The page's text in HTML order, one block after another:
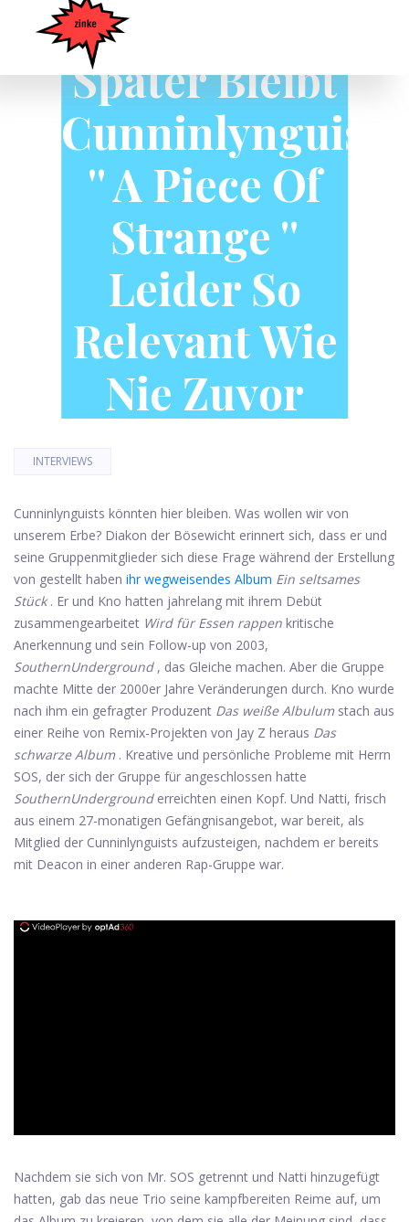
10 Jahre
Später Bleibt
Cunninlynguists
'' A Piece Of
Strange ''
Leider So
Relevant Wie
Nie Zuvor
INTERVIEWS
Cunninlynguists könnten hier bleiben. Was wollen wir von
unserem Erbe? Diakon der Bösewicht erinnert sich, dass er und
seine Gruppenmitglieder sich diese Frage während der Erstellung
von gestellt haben ihr wegweisendes Album Ein seltsames
Stück. Er und Kno hatten jahrelang mit ihrem Debüt
zusammengearbeitet Wird für Essen rappen kritische
Anerkennung und sein Follow-up von 2003,
SouthernUnderground, das Gleiche machen. Aber die Gruppe
machte Mitte der 2000er Jahre Veränderungen durch. Kno wurde
nach ihm ein gefragter Produzent Das weiße Albulum stach aus
einer Reihe von Remix-Projekten von Jay Z heraus Das
schwarze Album . Kreative und persönliche Probleme mit Herrn
SOS, der sich der Gruppe für angeschlossen hatte
SouthernUndergrounderreichten einen Kopf. Und Natti, frisch
aus einem 27-monatigen Gefängnisangebot, war bereit, als
Mitglied der Cunninlynguists aufzusteigen, nachdem er bereits
mit Deacon in einer anderen Rap-Gruppe war.
Nachdem sie sich von Mr. SOS getrennt und Natti hinzugefügt
hatten, gab das neue Trio seine kampfbereiten Reime auf, um